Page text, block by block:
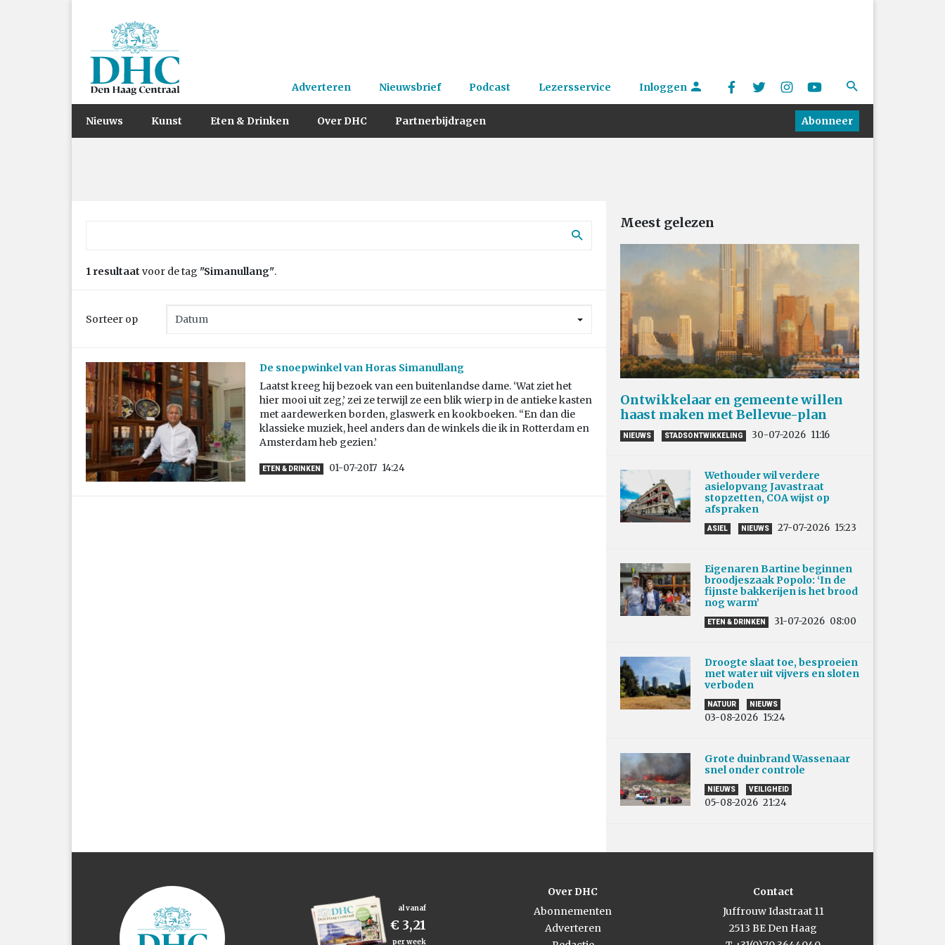
Adverteren Nieuwsbrief Podcast Lezersservice Inloggen
Nieuws Kunst Eten & Drinken Over DHC Partnerbijdragen Abonneer
1 resultaat voor de tag "Simanullang".
Sorteer op
De snoepwinkel van Horas Simanullang
Laatst kreeg hij bezoek van een buitenlandse dame. ‘Wat ziet het
hier mooi uit zeg,’ zei ze terwijl ze een blik wierp in de antieke kasten
met aardewerken borden, glaswerk en kookboeken. “En dan die
klassieke muziek, heel anders dan de winkels die ik in Rotterdam en
Amsterdam heb gezien.’
ETEN & DRINKEN 01-07-2017 14:24
Meest gelezen
Ontwikkelaar en gemeente willen
haast maken met Bellevue-plan
NIEUWS STADSONTWIKKELING 30-07-2026 11:16
Wethouder wil verdere
asielopvang Javastraat
stopzetten, COA wijst op
afspraken
ASIEL NIEUWS 27-07-2026 15:23
Eigenaren Bartine beginnen
broodjeszaak Popolo: ‘In de
fijnste bakkerijen is het brood
nog warm’
ETEN & DRINKEN 31-07-2026 08:00
Droogte slaat toe, besproeien
met water uit vijvers en sloten
verboden
NATUUR NIEUWS
03-08-2026 15:24
Grote duinbrand Wassenaar
snel onder controle
NIEUWS VEILIGHEID
05-08-2026 21:24
al vanaf
€ 3,21
per week
Over DHC
Abonnementen
Adverteren
Contact
Juffrouw Idastraat 11
2513 BE Den Haag